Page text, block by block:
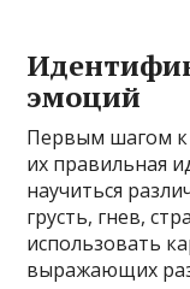
эмоций
Первым шагом к
их правильная
научиться
грусть, гнев,
использовать
выражающих